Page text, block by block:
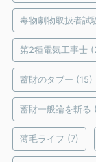
毒物劇物取扱者試
第2種電気工事士
蓄財のタブー (15)
蓄財一般論を斬る
薄毛ライフ (7)